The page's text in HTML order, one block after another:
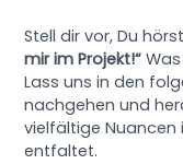
Stell dir vor, Du
mir im Projekt!“
Lass uns in den
nachgehen und
vielfältige
entfaltet.